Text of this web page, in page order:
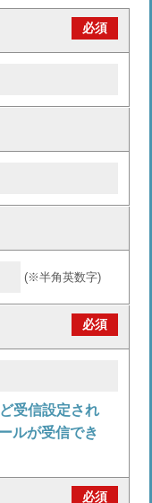
必須
(※半角英数字)
必須
受信設定され
ルが受信でき
必須